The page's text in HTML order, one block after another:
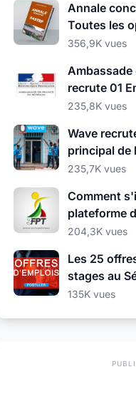
Annale
Toutes les
356,9K vues
Ambassade
recrute 01
235,8K vues
Wave
principal de
du
235,7K vues
Comment
plateforme
204,3K vues
Les 25
stages au
Septembre
135K vues